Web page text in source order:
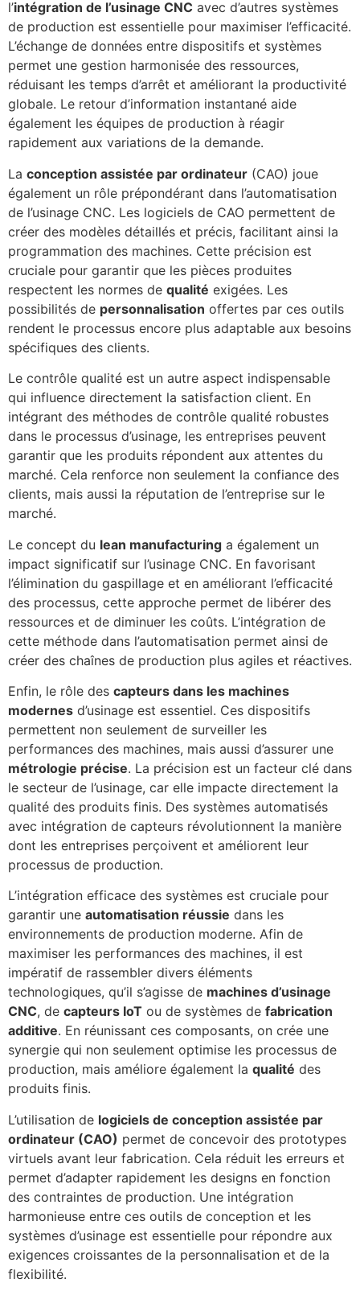
l’intégration de l’usinage CNC avec d’autres systèmes
de production est essentielle pour maximiser l’efficacité.
L’échange de données entre dispositifs et systèmes
permet une gestion harmonisée des ressources,
réduisant les temps d’arrêt et améliorant la productivité
globale. Le retour d’information instantané aide
également les équipes de production à réagir
rapidement aux variations de la demande.
La conception assistée par ordinateur (CAO) joue
également un rôle prépondérant dans l’automatisation
de l’usinage CNC. Les logiciels de CAO permettent de
créer des modèles détaillés et précis, facilitant ainsi la
programmation des machines. Cette précision est
cruciale pour garantir que les pièces produites
respectent les normes de qualité exigées. Les
possibilités de personnalisation offertes par ces outils
rendent le processus encore plus adaptable aux besoins
spécifiques des clients.
Le contrôle qualité est un autre aspect indispensable
qui influence directement la satisfaction client. En
intégrant des méthodes de contrôle qualité robustes
dans le processus d’usinage, les entreprises peuvent
garantir que les produits répondent aux attentes du
marché. Cela renforce non seulement la confiance des
clients, mais aussi la réputation de l’entreprise sur le
marché.
Le concept du lean manufacturing a également un
impact significatif sur l’usinage CNC. En favorisant
l’élimination du gaspillage et en améliorant l’efficacité
des processus, cette approche permet de libérer des
ressources et de diminuer les coûts. L’intégration de
cette méthode dans l’automatisation permet ainsi de
créer des chaînes de production plus agiles et réactives.
Enfin, le rôle des capteurs dans les machines
modernes d’usinage est essentiel. Ces dispositifs
permettent non seulement de surveiller les
performances des machines, mais aussi d’assurer une
métrologie précise. La précision est un facteur clé dans
le secteur de l’usinage, car elle impacte directement la
qualité des produits finis. Des systèmes automatisés
avec intégration de capteurs révolutionnent la manière
dont les entreprises perçoivent et améliorent leur
processus de production.
L’intégration efficace des systèmes est cruciale pour
garantir une automatisation réussie dans les
environnements de production moderne. Afin de
maximiser les performances des machines, il est
impératif de rassembler divers éléments
technologiques, qu’il s’agisse de machines d’usinage
CNC, de capteurs IoT ou de systèmes de fabrication
additive. En réunissant ces composants, on crée une
synergie qui non seulement optimise les processus de
production, mais améliore également la qualité des
produits finis.
L’utilisation de logiciels de conception assistée par
ordinateur (CAO) permet de concevoir des prototypes
virtuels avant leur fabrication. Cela réduit les erreurs et
permet d’adapter rapidement les designs en fonction
des contraintes de production. Une intégration
harmonieuse entre ces outils de conception et les
systèmes d’usinage est essentielle pour répondre aux
exigences croissantes de la personnalisation et de la
flexibilité.